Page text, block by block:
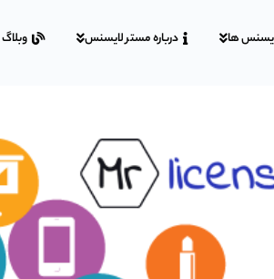
ها درباره مستر لایسنس وبلاگ